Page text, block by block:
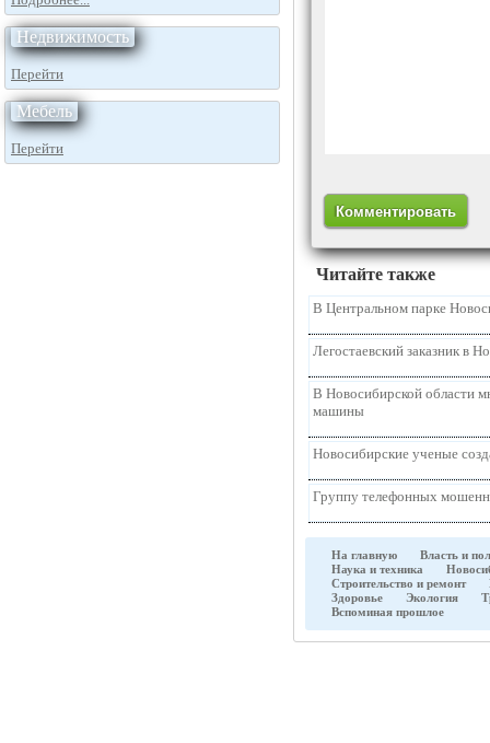
Недвижимость
Перейти
Мебель
Перейти
Читайте также
В Центральном парке
Легостаевский заказник в
В Новосибирской области
машины
Новосибирские ученые
Группу телефонных
На главную
Власть и
Наука и техника
Строительство и ремонт
Здоровье
Экология
Вспоминая прошлое